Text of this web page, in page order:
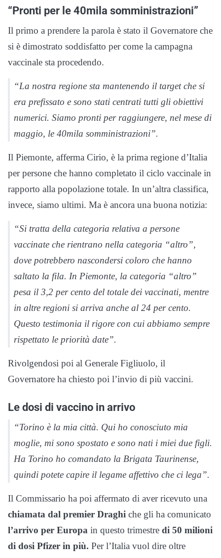
“Pronti per le 40mila somministrazioni”
Il primo a prendere la parola è stato il Governatore che
si è dimostrato soddisfatto per come la campagna
vaccinale sta procedendo.
“La nostra regione sta mantenendo il target che si
era prefissato e sono stati centrati tutti gli obiettivi
numerici. Siamo pronti per raggiungere, nel mese di
maggio, le 40mila somministrazioni”.
Il Piemonte, afferma Cirio, è la prima regione d’Italia
per persone che hanno completato il ciclo vaccinale in
rapporto alla popolazione totale. In un’altra classifica,
invece, siamo ultimi. Ma è ancora una buona notizia:
“Si tratta della categoria relativa a persone
vaccinate che rientrano nella categoria “altro”,
dove potrebbero nascondersi coloro che hanno
saltato la fila. In Piemonte, la categoria “altro”
pesa il 3,2 per cento del totale dei vaccinati, mentre
in altre regioni si arriva anche al 24 per cento.
Questo testimonia il rigore con cui abbiamo sempre
rispettato le priorità date”.
Rivolgendosi poi al Generale Figliuolo, il
Governatore ha chiesto poi l’invio di più vaccini.
Le dosi di vaccino in arrivo
“Torino è la mia città. Qui ho conosciuto mia
moglie, mi sono spostato e sono nati i miei due figli.
Ha Torino ho comandato la Brigata Taurinense,
quindi potete capire il legame affettivo che ci lega”.
Il Commissario ha poi affermato di aver ricevuto una
chiamata dal premier Draghi che gli ha comunicato
l’arrivo per Europa in questo trimestre di 50 milioni
di dosi Pfizer in più. Per l’Italia vuol dire oltre